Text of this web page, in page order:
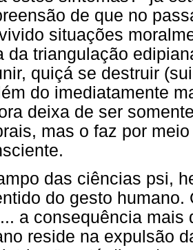
de que no
situações
da triangulação
quiçá se destruir
do imediatamente
deixa de ser
mas o faz por
das ciências psi,
do gesto
a consequência mais
reside na expulsão